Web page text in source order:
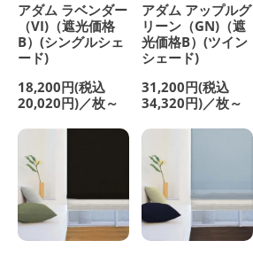
アダム ラベンダー
（VI)（遮光価格
B）(シングルシェ
ード)
18,200円(税込
20,020円)／枚～
アダム アップルグ
リーン（GN)（遮
光価格B）(ツイン
シェード)
31,200円(税込
34,320円)／枚～